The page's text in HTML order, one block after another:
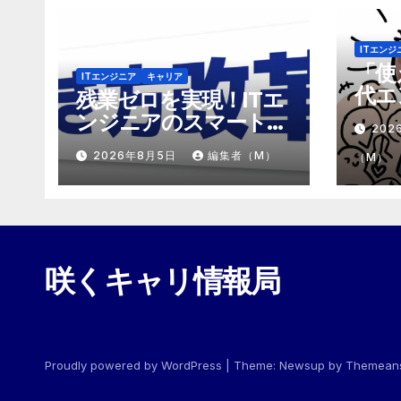
ITエンジニア キャリア
残業ゼロを実現！ITエ
ンジニアのスマートな
働き方改革
2026年8月5日 編集者（M）
ITエンジ
「
代
「
め
（M）
咲くキャリ情報局
Proudly powered by WordPress Theme: Newsup by